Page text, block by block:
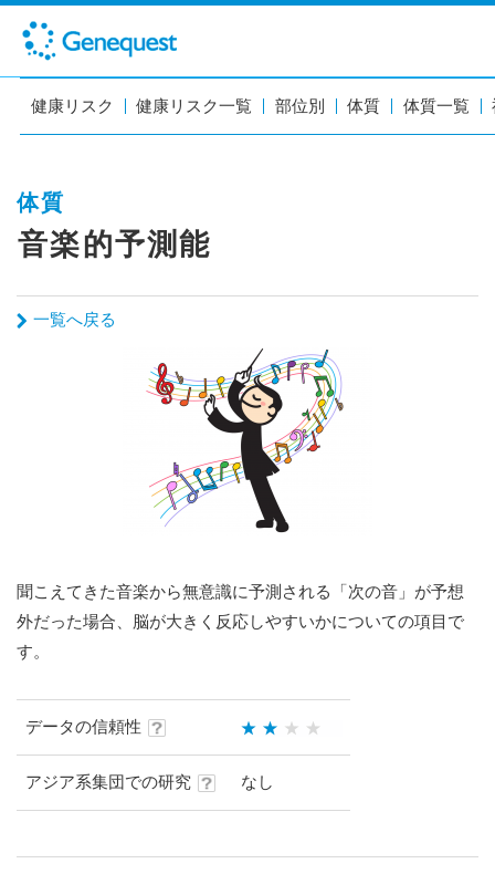
健康リスク 健康リスク一覧 部位別 体質 体質一覧
体質
音楽的予測能
一覧へ戻る
聞こえてきた音楽から無意識に予測される「次の音」が予想
外だった場合、脳が大きく反応しやすいかについての項目で
す。
データの信頼性
アジア系集団での研究 なし